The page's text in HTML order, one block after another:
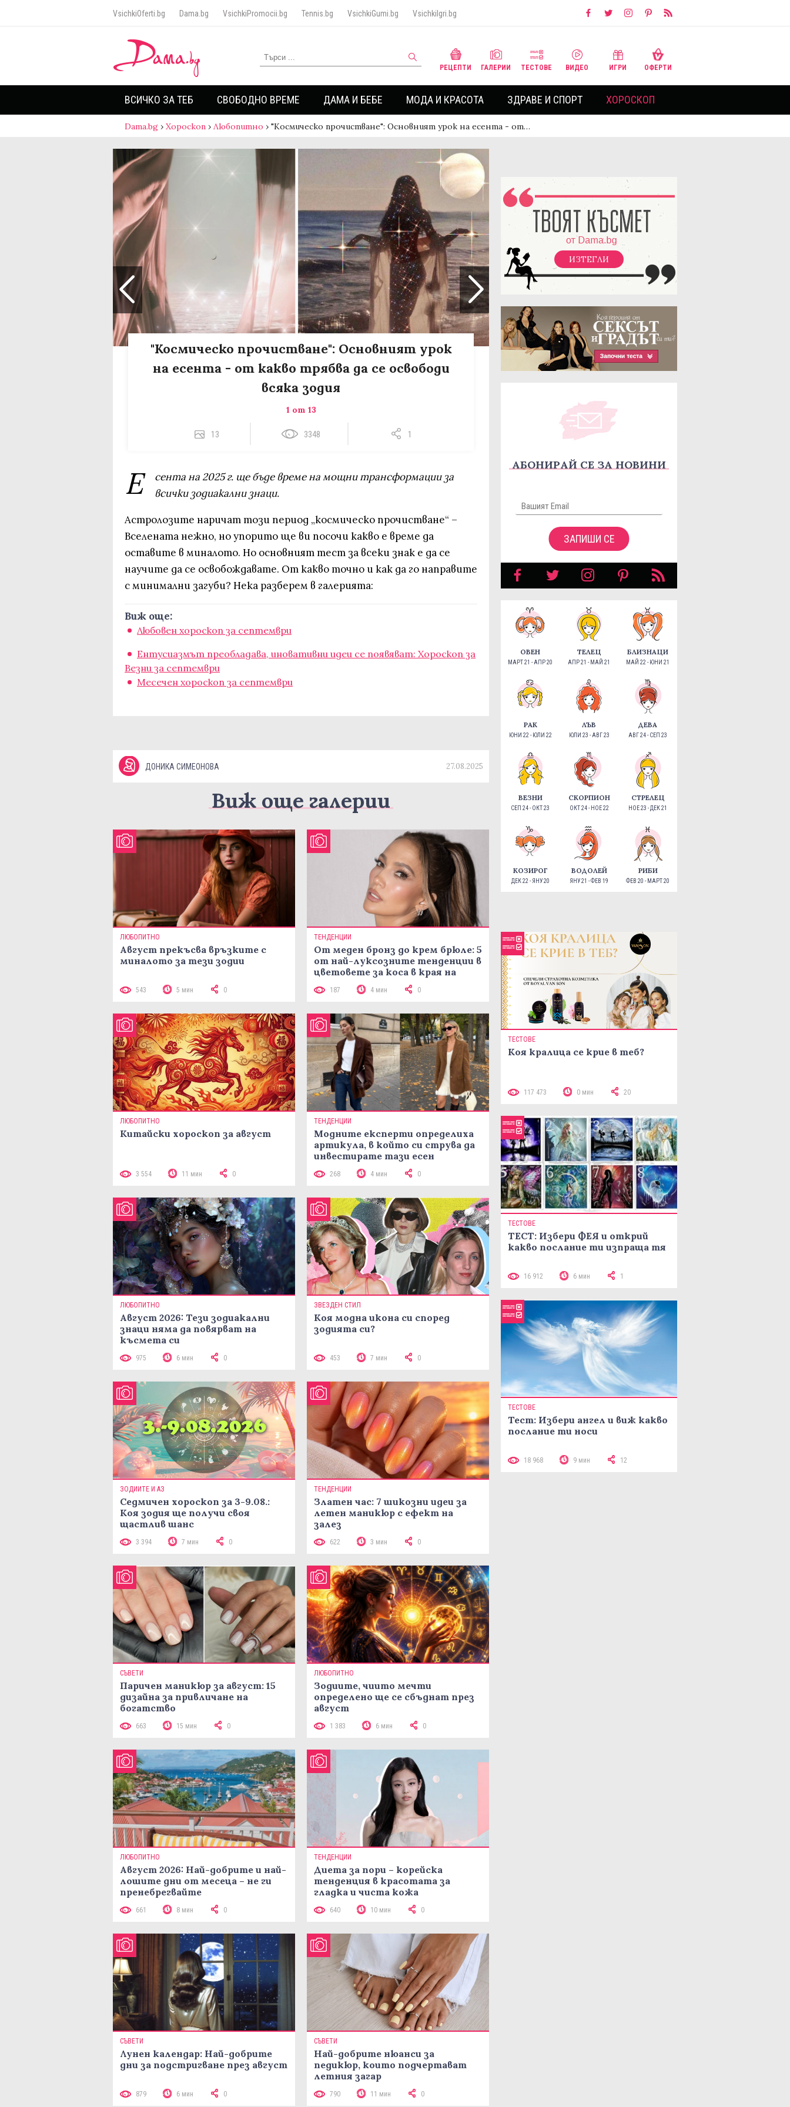
VsichkiOferti.bg Dama.bg VsichkiPromocii.bg Tennis.bg VsichkiGumi.bg VsichkiIgri.bg
РЕЦЕПТИ ГАЛЕРИИ ТЕСТОВЕ ВИДЕО ИГРИ ОФЕРТИ
ВСИЧКО ЗА ТЕБ СВОБОДНО ВРЕМЕ ДАМА И БЕБЕ МОДА И КРАСОТА ЗДРАВЕ И СПОРТ ХОРОСКОП
Dama.bg › Хороскоп › Любопитно › "Космическо прочистване": Основният урок на есента - от…
"Космическо прочистване": Основният урок
на есента - от какво трябва да се освободи
всяка зодия
1 от 13
13 3348 1
Е
сента на 2025 г. ще бъде време на мощни трансформации за
всички зодиакални знаци.
Астролозите наричат този период „космическо прочистване“ –
Вселената нежно, но упорито ще ви посочи какво е време да
оставите в миналото. Но основният тест за всеки знак е да се
научите да се освобождавате. От какво точно и как да го направите
с минимални загуби? Нека разберем в галерията:
Виж още:
Любовен хороскоп за септември
Ентусиазмът преобладава, иновативни идеи се появяват: Хороскоп за
Везни за септември
Месечен хороскоп за септември
ДОНИКА СИМЕОНОВА 27.08.2025
Виж още галерии
ЛЮБОПИТНО
Август прекъсва връзките с
миналото за тези зодии
543 5 мин 0
ТЕНДЕНЦИИ
От меден бронз до крем брюле: 5
от най-луксозните тенденции в
цветовете за коса в края на
187 4 мин 0
ЛЮБОПИТНО
Китайски хороскоп за август
3 554 11 мин 0
ТЕНДЕНЦИИ
Модните експерти определиха
артикула, в който си струва да
инвестирате тази есен
268 4 мин 0
ЛЮБОПИТНО
Август 2026: Тези зодиакални
знаци няма да повярват на
късмета си
975 6 мин 0
ЗВЕЗДЕН СТИЛ
Коя модна икона си според
зодията си?
453 7 мин 0
ЗОДИИТЕ И АЗ
Седмичен хороскоп за 3-9.08.:
Коя зодия ще получи своя
щастлив шанс
3 394 7 мин 0
ТЕНДЕНЦИИ
Златен час: 7 шикозни идеи за
летен маникюр с ефект на
залез
622 3 мин 0
СЪВЕТИ
Паричен маникюр за август: 15
дизайна за привличане на
богатство
663 15 мин 0
ЛЮБОПИТНО
Зодиите, чиито мечти
определено ще се сбъднат през
август
1 383 6 мин 0
ЛЮБОПИТНО
Август 2026: Най-добрите и най-
лошите дни от месеца – не ги
пренебрегвайте
661 8 мин 0
ТЕНДЕНЦИИ
Диета за пори – корейска
тенденция в красотата за
гладка и чиста кожа
640 10 мин 0
СЪВЕТИ
Лунен календар: Най-добрите
дни за подстригване през август
879 6 мин 0
СЪВЕТИ
Най-добрите нюанси за
педикюр, които подчертават
летния загар
790 11 мин 0
ИЗТЕГЛИ
АБОНИРАЙ СЕ ЗА НОВИНИ
ЗАПИШИ СЕ
ОВЕН
МАРТ 21 - АПР 20
ТЕЛЕЦ
АПР 21 - МАЙ 21
БЛИЗНАЦИ
МАЙ 22 - ЮНИ 21
РАК
ЮНИ 22 - ЮЛИ 22
ЛЪВ
ЮЛИ 23 - АВГ 23
ДЕВА
АВГ 24 - СЕП 23
ВЕЗНИ
СЕП 24 - ОКТ 23
СКОРПИОН
ОКТ 24 - НОЕ 22
СТРЕЛЕЦ
НОЕ 23 - ДЕК 21
КОЗИРОГ
ДЕК 22 - ЯНУ 20
ВОДОЛЕЙ
ЯНУ 21 - ФЕВ 19
РИБИ
ФЕВ 20 - МАРТ 20
ТЕСТОВЕ
Коя кралица се крие в теб?
117 473 0 мин 20
ТЕСТОВЕ
ТЕСТ: Избери ФЕЯ и открий
какво послание ти изпраща тя
16 912 6 мин 1
ТЕСТОВЕ
Тест: Избери ангел и виж какво
послание ти носи
18 968 9 мин 12